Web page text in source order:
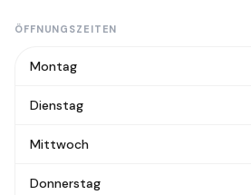
ÖFFNUNGSZEITEN
Montag
Dienstag
Mittwoch
Donnerstag